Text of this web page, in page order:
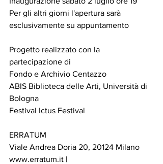
Per gli altri giorni l'apertura sarà
esclusivamente su appuntamento
Progetto realizzato con la
partecipazione di
Fondo e Archivio Centazzo
ABIS Biblioteca delle Arti, Università di
Bologna
Festival Ictus Festival
ERRATUM
Viale Andrea Doria 20, 20124 Milano
www.erratum.it |